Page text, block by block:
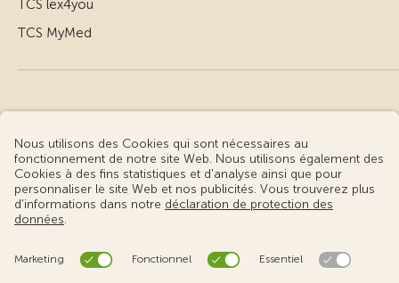
TCS lex4you
TCS MyMed
Conditions d’utilisation – informations juridiques